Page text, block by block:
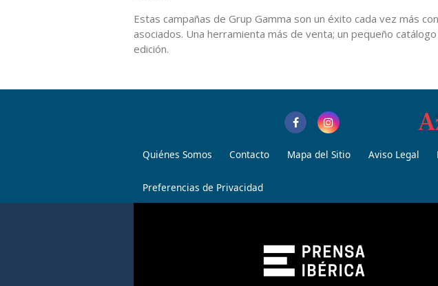
Estas campañas de Grup Gamma son un éxito cada vez más
asociados. Una herramienta más de venta; un pequeño
edición.
Quiénes Somos Contacto Mapa del Sitio Aviso Legal
Preferencias de Privacidad